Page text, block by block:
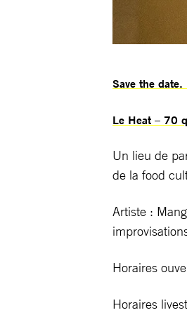
Save the date.
Le Heat – 70
Un lieu de
de la food
Artiste :
Horaires
Horaires